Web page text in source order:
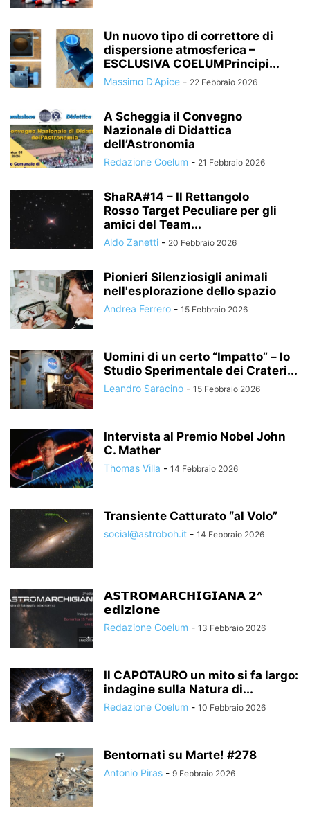
Un nuovo tipo di correttore di
dispersione atmosferica –
ESCLUSIVA COELUMPrincipi...
Massimo D'Apice - 22 Febbraio 2026
A Scheggia il Convegno
Nazionale di Didattica
dell’Astronomia
Redazione Coelum - 21 Febbraio 2026
ShaRA#14 – Il Rettangolo
Rosso Target Peculiare per gli
amici del Team...
Aldo Zanetti - 20 Febbraio 2026
Pionieri Silenziosigli animali
nell'esplorazione dello spazio
Andrea Ferrero - 15 Febbraio 2026
Uomini di un certo “Impatto” – lo
Studio Sperimentale dei Crateri...
Leandro Saracino - 15 Febbraio 2026
Intervista al Premio Nobel John
C. Mather
Thomas Villa - 14 Febbraio 2026
Transiente Catturato “al Volo”
social@astroboh.it - 14 Febbraio 2026
𝗔𝗦𝗧𝗥𝗢𝗠𝗔𝗥𝗖𝗛𝗜𝗚𝗜𝗔𝗡𝗔 𝟮^
𝗲𝗱𝗶𝘇𝗶𝗼𝗻𝗲
Redazione Coelum - 13 Febbraio 2026
Il CAPOTAURO un mito si fa largo:
indagine sulla Natura di...
Redazione Coelum - 10 Febbraio 2026
Bentornati su Marte! #278
Antonio Piras - 9 Febbraio 2026